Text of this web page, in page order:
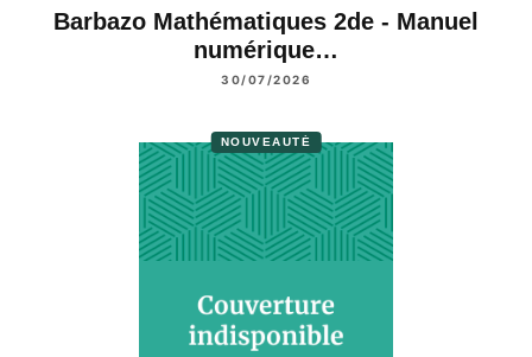
Barbazo Mathématiques 2de - Manuel
numérique…
30/07/2026
NOUVEAUTÉ